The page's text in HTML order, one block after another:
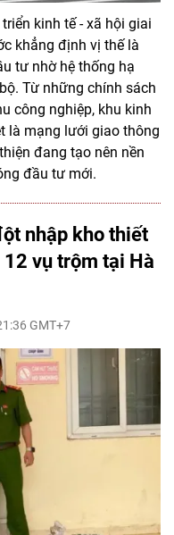
kinh tế - xã hội giai
khẳng định vị thế là
tư nhờ hệ thống hạ
Từ những chính sách
công nghiệp, khu kinh
là mạng lưới giao thông
đang tạo nên nền
đầu tư mới.
nhập kho thiết
vụ trộm tại Hà
GMT+7